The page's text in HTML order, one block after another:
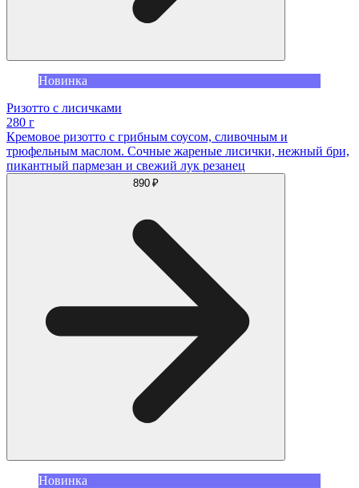
Новинка
Ризотто с лисичками
280 г
Кремовое ризотто с грибным соусом, сливочным и
трюфельным маслом. Сочные жареные лисички, нежный бри,
пикантный пармезан и свежий лук резанец
890 ₽
Новинка